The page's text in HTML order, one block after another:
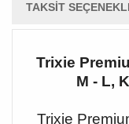
TAKSIT
Trixie
M - L,
Trixie